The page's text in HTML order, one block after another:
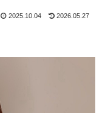
2025.10.04 2026.05.27